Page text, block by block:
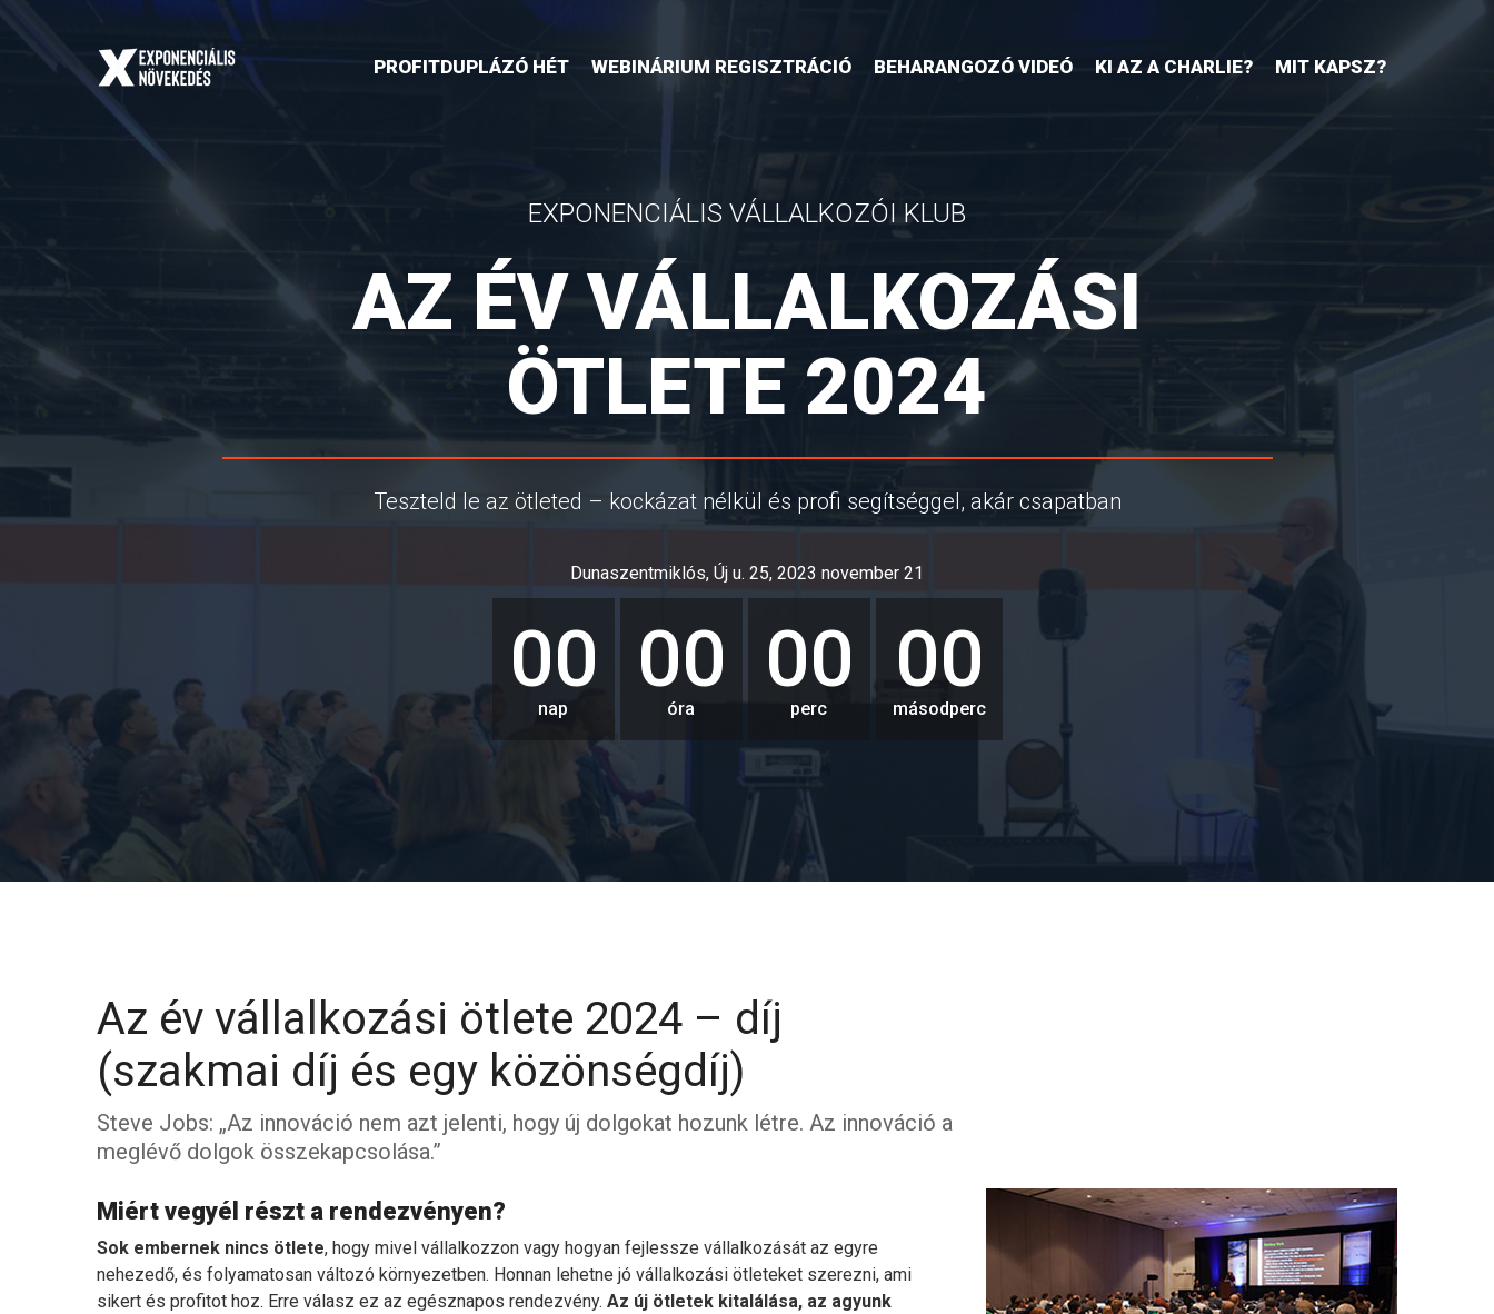
PROFITDUPLÁZÓ HÉT WEBINÁRIUM REGISZTRÁCIÓ BEHARANGOZÓ VIDEÓ KI AZ A CHARLIE? MIT KAPSZ?
EXPONENCIÁLIS VÁLLALKOZÓI KLUB
AZ ÉV VÁLLALKOZÁSI
ÖTLETE 2024
Teszteld le az ötleted – kockázat nélkül és profi segítséggel, akár csapatban
Dunaszentmiklós, Új u. 25, 2023 november 21
00
nap
00
óra
00
perc
00
másodperc
Az év vállalkozási ötlete 2024 – díj
(szakmai díj és egy közönségdíj)
Steve Jobs: „Az innováció nem azt jelenti, hogy új dolgokat hozunk létre. Az innováció a
meglévő dolgok összekapcsolása.”
Miért vegyél részt a rendezvényen?
Sok embernek nincs ötlete, hogy mivel vállalkozzon vagy hogyan fejlessze vállalkozását az egyre
nehezedő, és folyamatosan változó környezetben. Honnan lehetne jó vállalkozási ötleteket szerezni, ami
sikert és profitot hoz. Erre válasz ez az egésznapos rendezvény. Az új ötletek kitalálása, az agyunk